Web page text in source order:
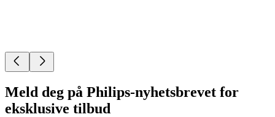
Meld deg på Philips-nyhetsbrevet for
eksklusive tilbud